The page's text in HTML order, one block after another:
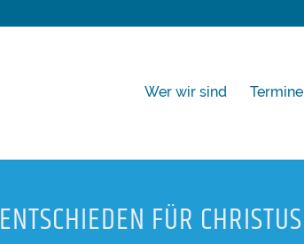
Wer wir sind Termine
ENTSCHIEDEN FÜR CHRISTUS